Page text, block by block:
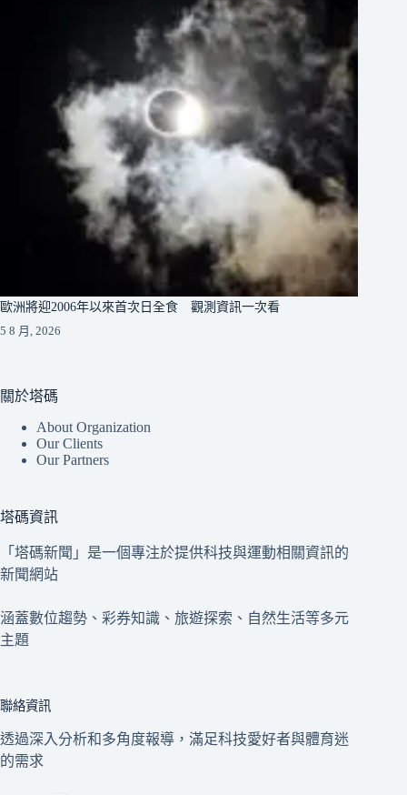
歐洲將迎2006年以來首次日全食 觀測資訊一次看
5 8 月, 2026
關於塔碼
About Organization
Our Clients
Our Partners
塔碼資訊
「塔碼新聞」是一個專注於提供科技與運動相關資訊的
新聞網站
涵蓋數位趨勢、彩券知識、旅遊探索、自然生活等多元
主題
聯絡資訊
透過深入分析和多角度報導，滿足科技愛好者與體育迷
的需求